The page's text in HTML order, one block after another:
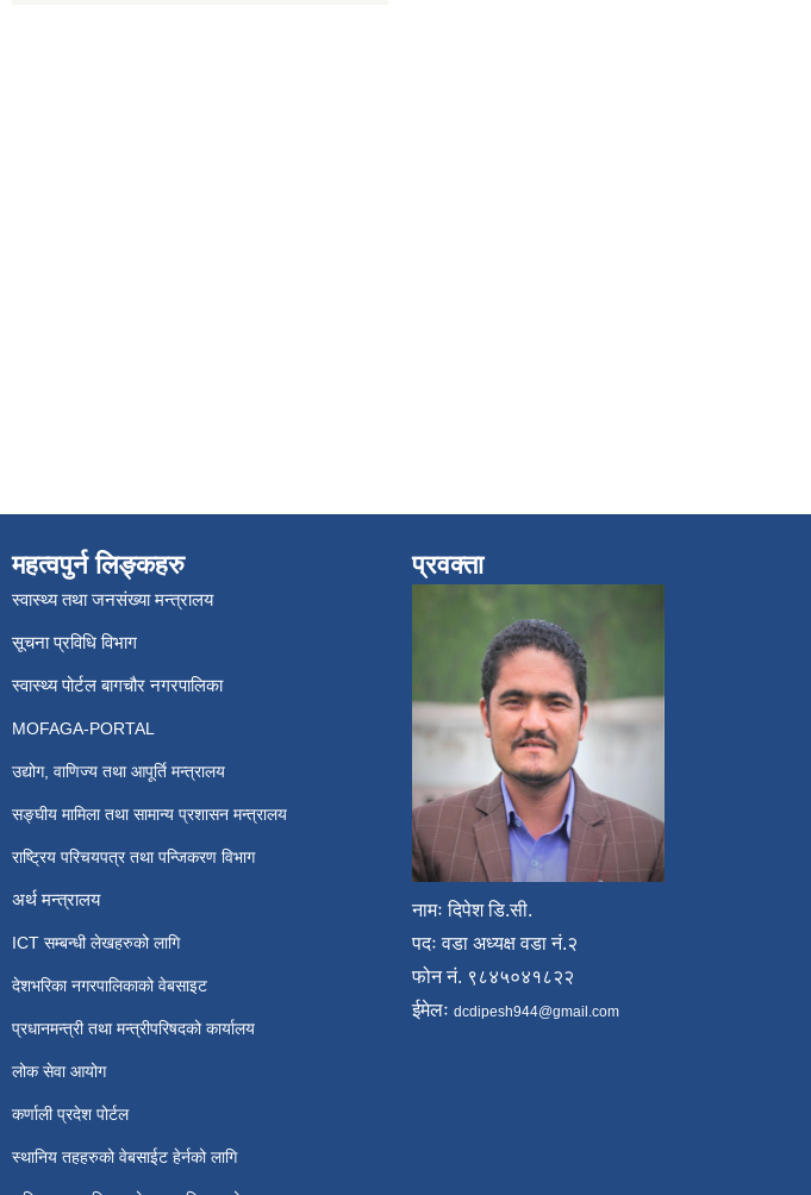
महत्वपुर्न लिङ्कहरु
स्वास्थ्य तथा जनसंख्या मन्त्रालय
सूचना प्रविधि विभाग
स्वास्थ्य पोर्टल बागचौर नगरपालिका
MOFAGA-PORTAL
उद्योग, वाणिज्य तथा आपूर्ति मन्त्रालय
सङ्घीय मामिला तथा सामान्य प्रशासन मन्त्रालय
राष्ट्रिय परिचयपत्र तथा पन्जिकरण विभाग
अर्थ मन्त्रालय
ICT सम्बन्धी लेखहरुको लागि
देशभरिका नगरपालिकाको वेबसाइट
प्रधानमन्त्री तथा मन्त्रीपरिषदको कार्यालय
लोक सेवा आयोग
कर्णाली प्रदेश पोर्टल
स्थानिय तहहरुको वेबसाईट हेर्नको लागि
प्रवक्ता
नामः दिपेश डि.सी.
पदः वडा अध्यक्ष वडा नं.२
फोन नं. ९८४५०४१८२२
ईमेलः dcdipesh944@gmail.com